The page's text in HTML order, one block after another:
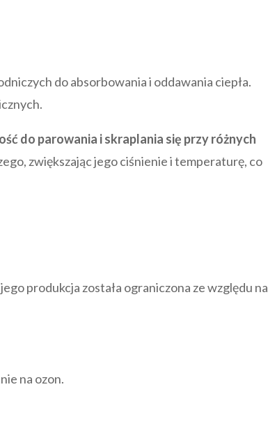
do absorbowania i oddawania ciepła.
do parowania i skraplania się przy różnych
zwiększając jego ciśnienie i temperaturę, co
produkcja została ograniczona ze względu na
na ozon.